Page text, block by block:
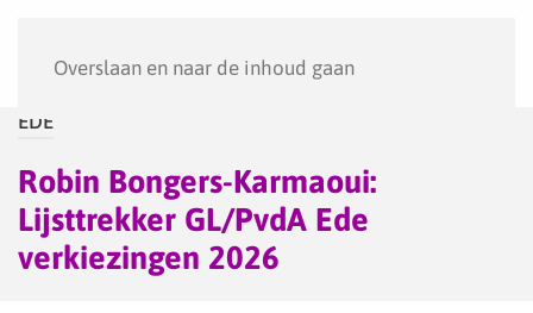
Overslaan en naar de inhoud gaan
EDE
Robin Bongers-Karmaoui:
Lijsttrekker GL/PvdA Ede
verkiezingen 2026